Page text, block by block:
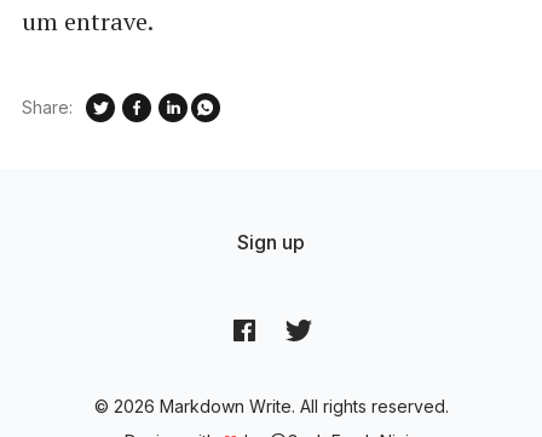
um entrave.
Share:
© 2026 Markdown Write. All rights reserved.
Sign up